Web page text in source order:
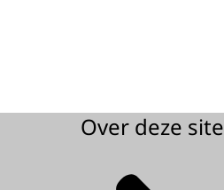
Over deze site